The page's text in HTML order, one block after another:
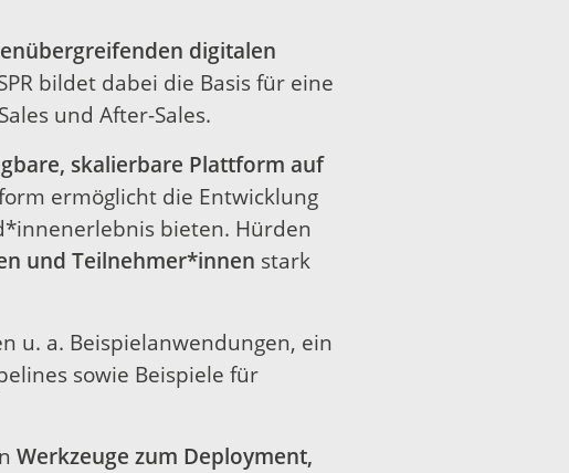
digitalen
bildet dabei die Basis für eine
und After-Sales.
skalierbare Plattform auf
ermöglicht die Entwicklung
bieten. Hürden
und Teilnehmer*innen stark
u. a. Beispielanwendungen, ein
sowie Beispiele für
Werkzeuge zum Deployment,